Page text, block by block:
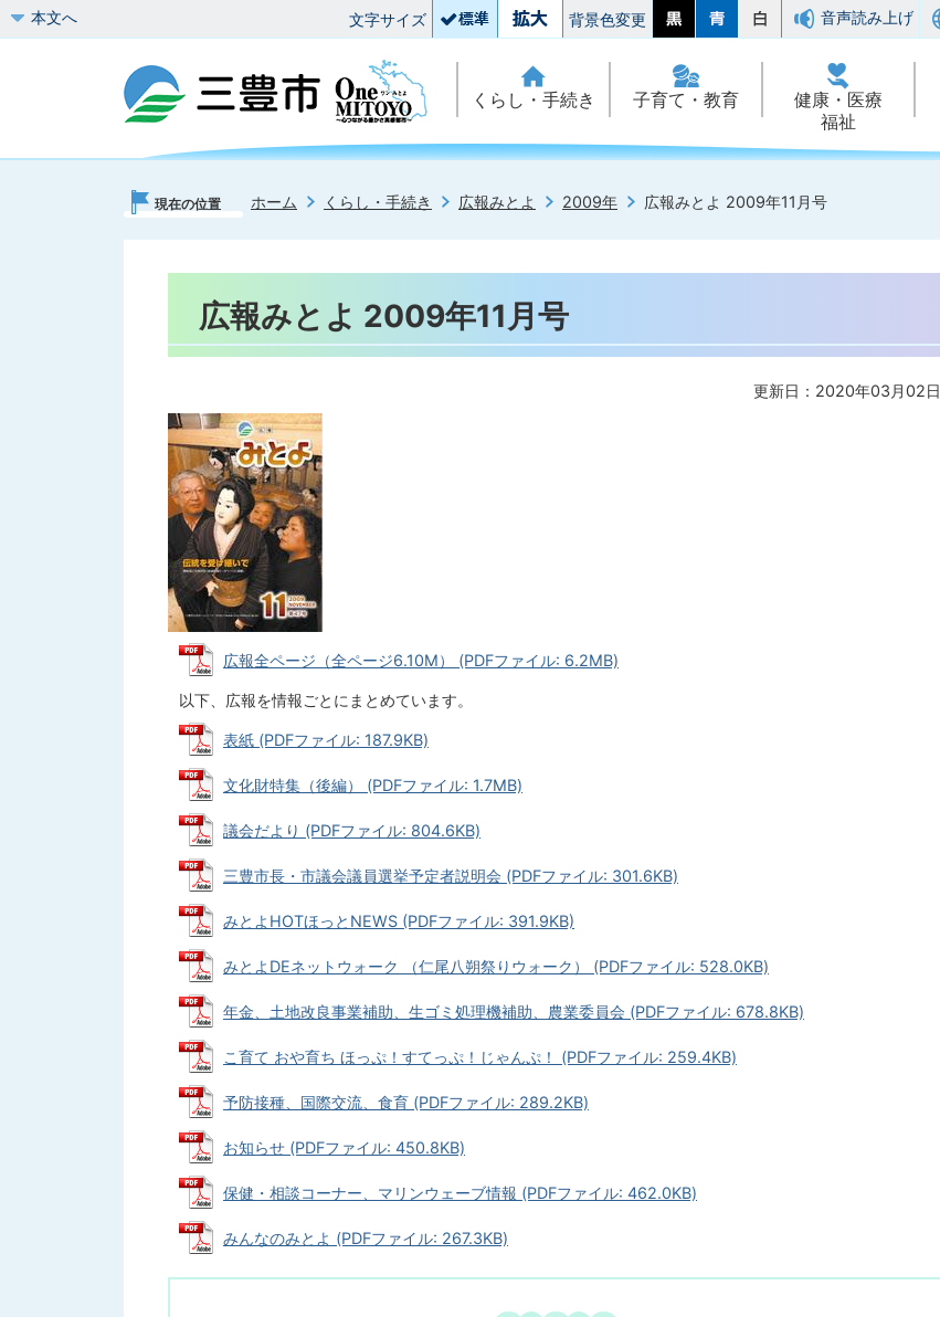
本文へ 文字サイズ 背景色変更 音声読み上げ
くらし・手続き 子育て・教育
健康・医療
福祉
現在の位置 ホーム くらし・手続き 広報みとよ 2009年 広報みとよ 2009年11月号
広報みとよ 2009年11月号
更新日：2020年03月02日
広報全ページ（全ページ6.10M） (PDFファイル: 6.2MB)
以下、広報を情報ごとにまとめています。
表紙 (PDFファイル: 187.9KB)
文化財特集（後編） (PDFファイル: 1.7MB)
議会だより (PDFファイル: 804.6KB)
三豊市長・市議会議員選挙予定者説明会 (PDFファイル: 301.6KB)
みとよHOTほっとNEWS (PDFファイル: 391.9KB)
みとよDEネットウォーク （仁尾八朔祭りウォーク） (PDFファイル: 528.0KB)
年金、土地改良事業補助、生ゴミ処理機補助、農業委員会 (PDFファイル: 678.8KB)
こ育て おや育ち ほっぷ！すてっぷ！じゃんぷ！ (PDFファイル: 259.4KB)
予防接種、国際交流、食育 (PDFファイル: 289.2KB)
お知らせ (PDFファイル: 450.8KB)
保健・相談コーナー、マリンウェーブ情報 (PDFファイル: 462.0KB)
みんなのみとよ (PDFファイル: 267.3KB)